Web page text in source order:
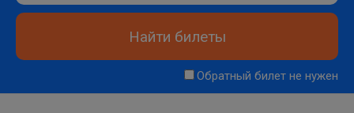
Найти билеты
Обратный билет не нужен